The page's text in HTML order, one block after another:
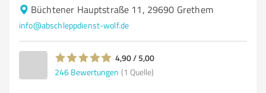
Büchtener Hauptstraße 11, 29690 Grethem
info@abschleppdienst-wolf.de
4,90 / 5,00
246 Bewertungen (1 Quelle)